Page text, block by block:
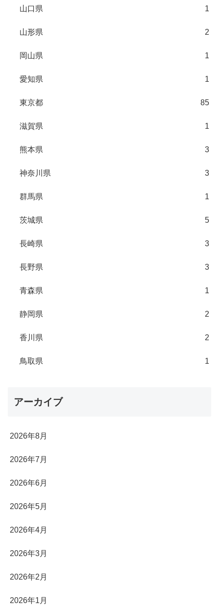
山口県 1
山形県 2
岡山県 1
愛知県 1
東京都 85
滋賀県 1
熊本県 3
神奈川県 3
群馬県 1
茨城県 5
長崎県 3
長野県 3
青森県 1
静岡県 2
香川県 2
鳥取県 1
アーカイブ
2026年8月
2026年7月
2026年6月
2026年5月
2026年4月
2026年3月
2026年2月
2026年1月